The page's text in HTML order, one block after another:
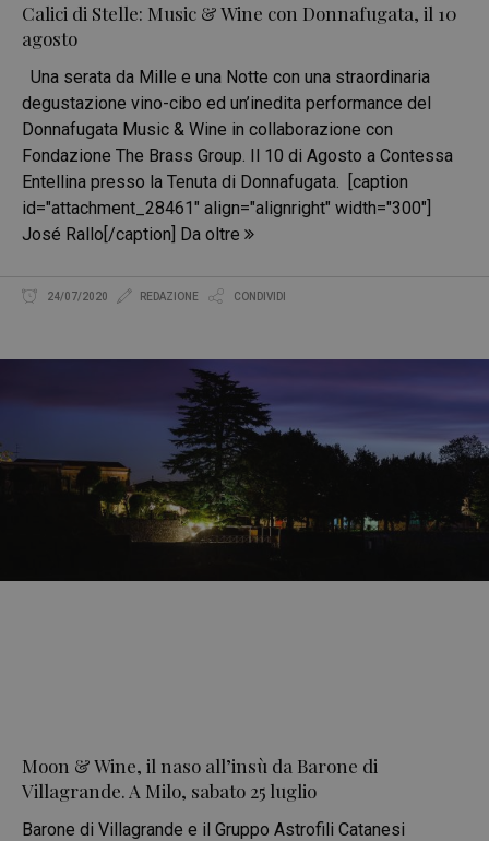
Calici di Stelle: Music & Wine con Donnafugata, il 10
agosto
Una serata da Mille e una Notte con una straordinaria
degustazione vino-cibo ed un’inedita performance del
Donnafugata Music & Wine in collaborazione con
Fondazione The Brass Group. Il 10 di Agosto a Contessa
Entellina presso la Tenuta di Donnafugata. [caption
id="attachment_28461" align="alignright" width="300"]
José Rallo[/caption] Da oltre
24/07/2020 REDAZIONE CONDIVIDI
Moon & Wine, il naso all’insù da Barone di
Villagrande. A Milo, sabato 25 luglio
Barone di Villagrande e il Gruppo Astrofili Catanesi